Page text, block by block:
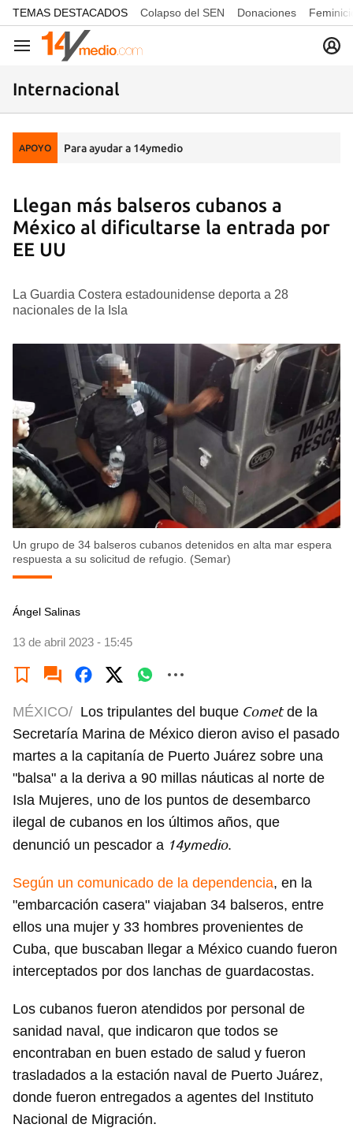
common.go-to-content
TEMAS DESTACADOS Colapso del SEN Donaciones
Navegación
Internacional
APOYO Para ayudar a 14ymedio
Llegan más balseros cubanos a
México al dificultarse la entrada por
EE UU
La Guardia Costera estadounidense deporta a 28
nacionales de la Isla
Un grupo de 34 balseros cubanos detenidos en alta mar espera
respuesta a su solicitud de refugio. (Semar)
Ángel Salinas
13 de abril 2023 - 15:45
MÉXICO/ Los tripulantes del buque Cometde la
Secretaría Marina de México dieron aviso el pasado
martes a la capitanía de Puerto Juárez sobre una
"balsa" a la deriva a 90 millas náuticas al norte de
Isla Mujeres, uno de los puntos de desembarco
ilegal de cubanos en los últimos años, que
denunció un pescador a 14ymedio.
Según un comunicado de la dependencia, en la
"embarcación casera" viajaban 34 balseros, entre
ellos una mujer y 33 hombres provenientes de
Cuba, que buscaban llegar a México cuando fueron
interceptados por dos lanchas de guardacostas.
Los cubanos fueron atendidos por personal de
sanidad naval, que indicaron que todos se
encontraban en buen estado de salud y fueron
trasladados a la estación naval de Puerto Juárez,
donde fueron entregados a agentes del Instituto
Nacional de Migración.